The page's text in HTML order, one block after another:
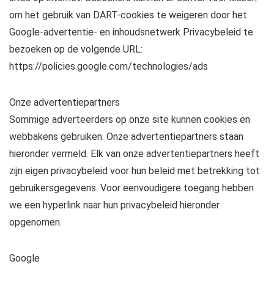
om het gebruik van DART-cookies te weigeren door het
Google-advertentie- en inhoudsnetwerk Privacybeleid te
bezoeken op de volgende URL:
https://policies.google.com/technologies/ads
Onze advertentiepartners
Sommige adverteerders op onze site kunnen cookies en
webbakens gebruiken. Onze advertentiepartners staan ​​
hieronder vermeld. Elk van onze advertentiepartners heeft
zijn eigen privacybeleid voor hun beleid met betrekking tot
gebruikersgegevens. Voor eenvoudigere toegang hebben
we een hyperlink naar hun privacybeleid hieronder
opgenomen.
Google